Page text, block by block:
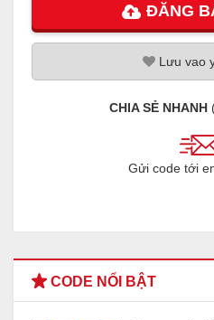
ĐĂNG
Lưu vao
CHIA SẺ NHANH
Gửi code tới
CODE NỔI BẬT